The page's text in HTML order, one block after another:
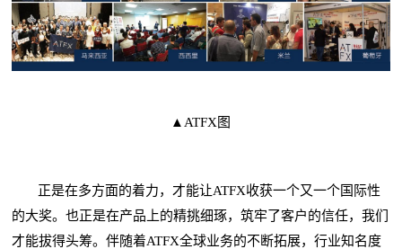
▲ATFX图
正是在多方面的着力，才能让ATFX收获一个又一个国际性
的大奖。也正是在产品上的精挑细琢，筑牢了客户的信任，我们
才能拔得头筹。伴随着ATFX全球业务的不断拓展，行业知名度